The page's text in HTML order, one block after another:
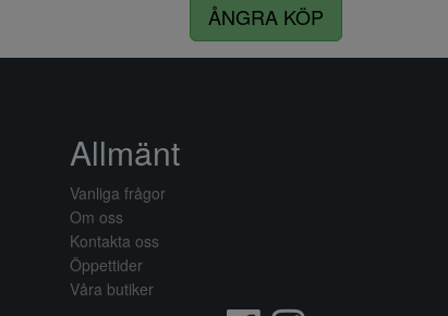
ÅNGRA KÖP
Allmänt
Vanliga frågor
Om oss
Kontakta oss
Öppettider
Våra butiker